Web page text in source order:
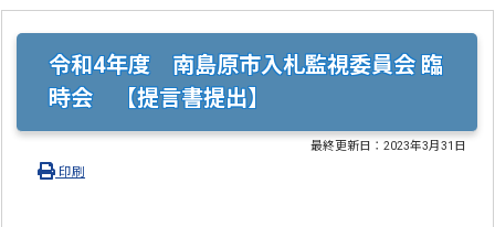
令和4年度 南島原市入札監視委員会 臨
時会 【提言書提出】
最終更新日：2023年3月31日
印刷